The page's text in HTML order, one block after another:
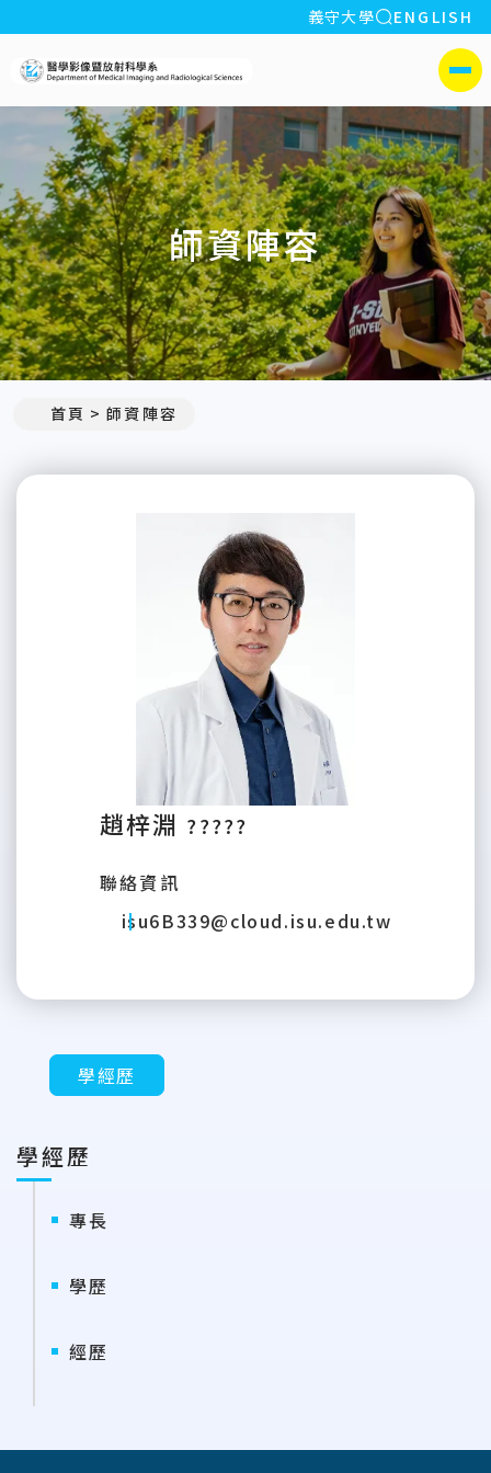
:::
義守大學 全站搜索
ENGLISH
義守大學醫學影像暨放射科學
側選單
師資陣容
首頁 師資陣容
趙梓淵 ?????
聯絡資訊
isu6B339@cloud.isu.edu.tw
學經歷
學經歷
專長
學歷
經歷